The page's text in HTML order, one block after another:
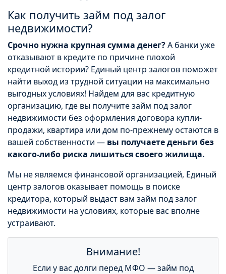
Как получить займ под залог
недвижимости?
Срочно нужна крупная сумма денег?А банки уже
отказывают в кредите по причине плохой
кредитной истории? Единый центр залогов поможет
найти выход из трудной ситуации на максимально
выгодных условиях! Найдем для вас кредитную
организацию, где вы получите займ под залог
недвижимости без оформления договора купли-
продажи, квартира или дом по-прежнему остаются в
вашей собственности — вы получаете деньги без
какого-либо риска лишиться своего жилища.
Мы не являемся финансовой организацией, Единый
центр залогов оказывает помощь в поиске
кредитора, который выдаст вам займ под залог
недвижимости на условиях, которые вас вполне
устраивают.
Внимание!
Если у вас долги перед МФО — займ под